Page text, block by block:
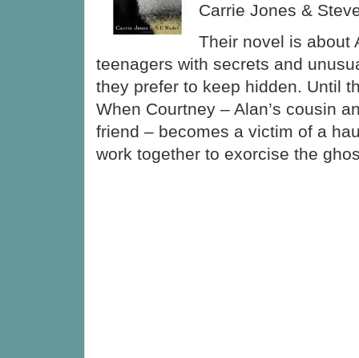
Carrie Jones &
Their novel is about
teenagers with secrets and
they prefer to keep hidden. Until
When Courtney – Alan’s cousin
friend – becomes a victim of a
work together to exorcise the